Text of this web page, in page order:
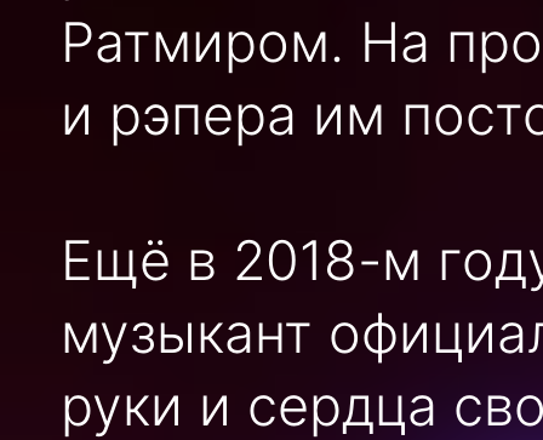
Ратмиром. На
и рэпера им
Ещё в 2018-м
музыкант
руки и сердца